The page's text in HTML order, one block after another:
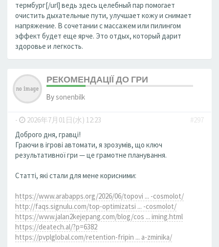
термбург[/url] ведь здесь целебный пар помогает
очистить дыхательные пути, улучшает кожу и снимает
напряжение. В сочетании с массажем или пилингом
эффект будет еще ярче. Это отдых, который дарит
здоровье и легкость.
РЕКОМЕНДАЦІЇ ДО ГРИ
Bysonenbilk
- 2026年7月01日(水) 12:23
#297
Доброго дня, гравці!
Граючи в ігрові автомати, я зрозумів, що ключ
результативної гри — це грамотне планування.
Статті, які стали для мене корисними:
https://www.arabapps.org/2026/06/topovi ... -cosmolot/
http://faqs.signulu.com/top-optimizatsi ... -cosmolot/
https://www.jalan2kejepang.com/blog/cos ... iming.html
https://deatech.al/?p=6382
https://pvplglobal.com/retention-fripin ... a-zminika/